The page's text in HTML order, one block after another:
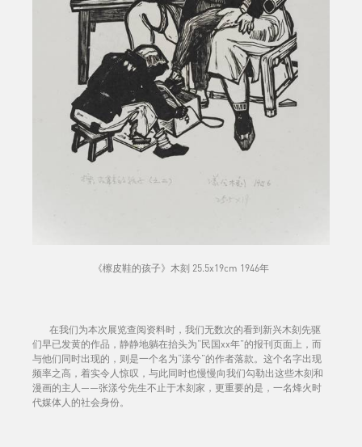
《檫皮鞋的孩子》木刻 25.5x19cm 1946年
在我们为本次展览查阅资料时，我们无数次的看到新兴木刻先驱
们早已发黄的作品，静静地躺在抬头为“民国xx年”的报刊页面上，而
与他们同时出现的，则是一个名为“漾兮”的作者落款。这个名字出现
频率之高，着实令人惊叹，与此同时也慢慢向我们勾勒出这些木刻和
漫画的主人——张漾兮先生不止于木刻家，更重要的是，一名烽火时
代媒体人的社会身份。